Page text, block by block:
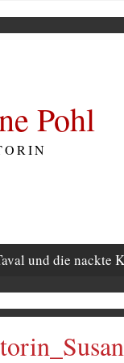
Pohl
und die nackte